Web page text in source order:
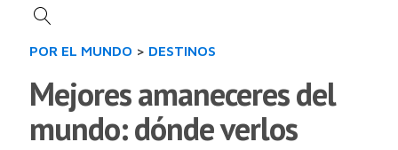
POR EL MUNDO > DESTINOS
Mejores amaneceres del
mundo: dónde verlos